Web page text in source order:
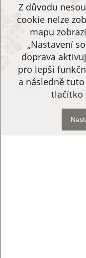
Z důvodu
cookie nelze
mapu
„Nastavení
doprava
pro lepší
a následně
tlačítko